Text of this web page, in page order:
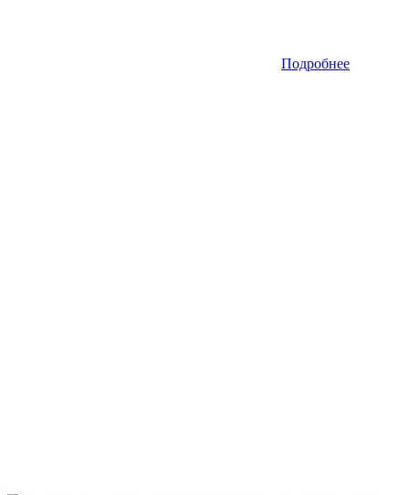
Подробнее